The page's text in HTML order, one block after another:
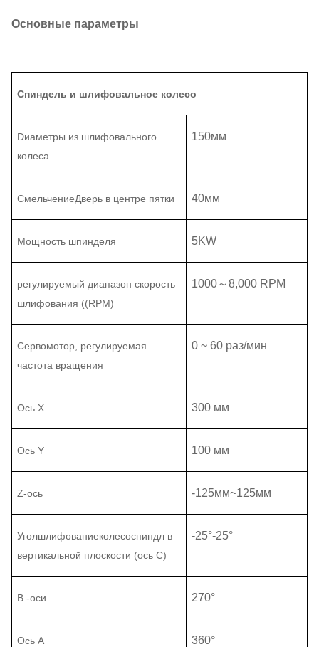
Основные параметры
Спиндель и шлифовальное колесо
Dиаметры из шлифовального
колеса
150мм
СмельчениеДверь в центре пятки 40мм
Мощность шпинделя 5KW
регулируемый диапазон скорость
шлифования ((RPM)
1000～8,000 RPM
Сервомотор, регулируемая
частота вращения
0 ~ 60 раз/мин
Ось X 300 мм
Ось Y 100 мм
Z-ось -125мм~125мм
Уголшлифованиеколесоспиндл в
вертикальной плоскости (ось С)
-25°-25°
В.-оси 270°
Ось A 360°